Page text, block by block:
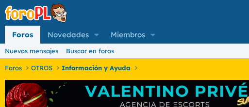
Foros Novedades Miembros
Nuevos mensajes Buscar en foros
Foros OTROS Información y Ayuda